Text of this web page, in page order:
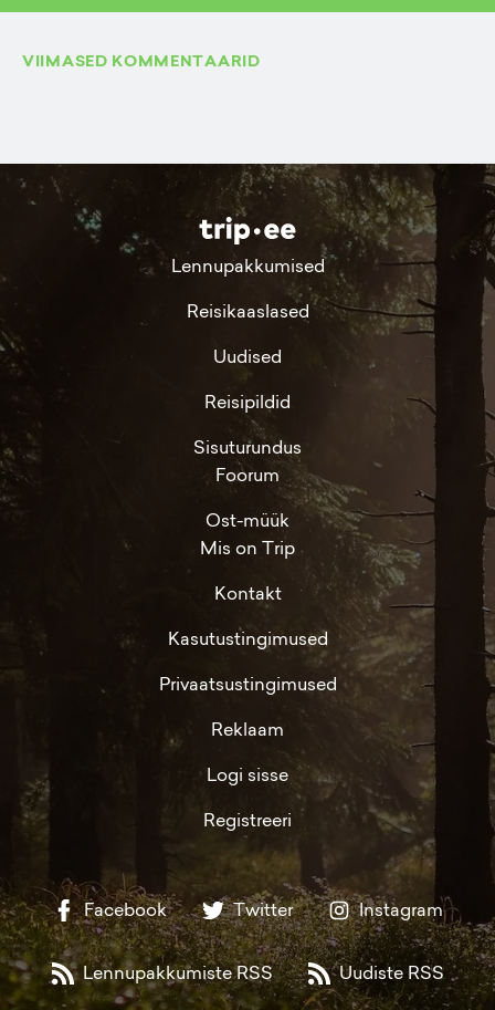
VIIMASED KOMMENTAARID
Lennupakkumised
Reisikaaslased
Uudised
Reisipildid
Sisuturundus
Foorum
Ost-müük
Mis on Trip
Kontakt
Kasutustingimused
Privaatsustingimused
Reklaam
Logi sisse
Registreeri
Facebook Twitter Instagram
Lennupakkumiste RSS Uudiste RSS